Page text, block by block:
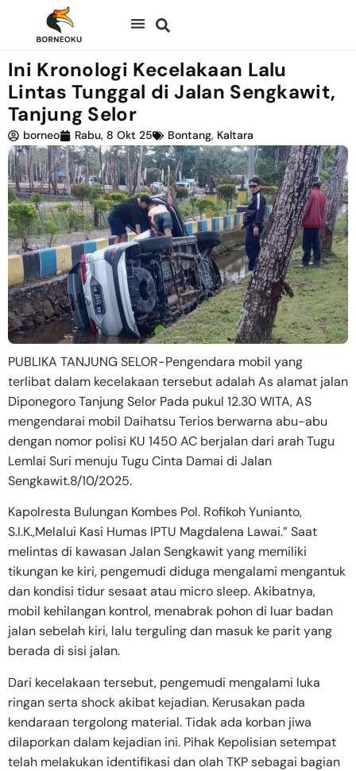
Ini Kronologi Kecelakaan Lalu
Lintas Tunggal di Jalan Sengkawit,
Tanjung Selor
borneo Rabu, 8 Okt 25 Bontang, Kaltara
PUBLIKA TANJUNG SELOR-Pengendara mobil yang
terlibat dalam kecelakaan tersebut adalah As alamat jalan
Diponegoro Tanjung Selor Pada pukul 12.30 WITA, AS
mengendarai mobil Daihatsu Terios berwarna abu-abu
dengan nomor polisi KU 1450 AC berjalan dari arah Tugu
Lemlai Suri menuju Tugu Cinta Damai di Jalan
Sengkawit.8/10/2025.
Kapolresta Bulungan Kombes Pol. Rofikoh Yunianto,
S.I.K.,Melalui Kasi Humas IPTU Magdalena Lawai.” Saat
melintas di kawasan Jalan Sengkawit yang memiliki
tikungan ke kiri, pengemudi diduga mengalami mengantuk
dan kondisi tidur sesaat atau micro sleep. Akibatnya,
mobil kehilangan kontrol, menabrak pohon di luar badan
jalan sebelah kiri, lalu terguling dan masuk ke parit yang
berada di sisi jalan.
Dari kecelakaan tersebut, pengemudi mengalami luka
ringan serta shock akibat kejadian. Kerusakan pada
kendaraan tergolong material. Tidak ada korban jiwa
dilaporkan dalam kejadian ini. Pihak Kepolisian setempat
telah melakukan identifikasi dan olah TKP sebagai bagian